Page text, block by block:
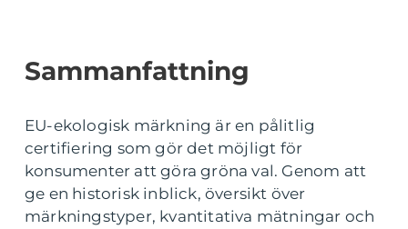
Sammanfattning
EU-ekologisk märkning är en pålitlig
certifiering som gör det möjligt för
konsumenter att göra gröna val. Genom att
ge en historisk inblick, översikt över
märkningstyper, kvantitativa mätningar och